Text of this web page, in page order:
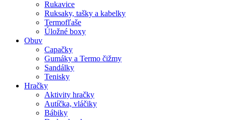
Rukavice
Ruksaky, tašky a kabelky
Termofľaše
Úložné boxy
Obuv
Capačky
Gumáky a Termo čižmy
Sandálky
Tenisky
Hračky
Aktivity hračky
Autíčka, vláčiky
Bábiky